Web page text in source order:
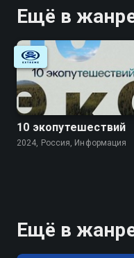
Ещё в
10 экопутешествий
2024, Россия, Информация
Ещё в